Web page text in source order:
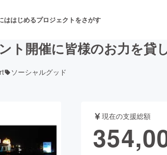
ははじめるプロジェクトをさがす
舞台・パフォーマンス
フード・飲食店
ト開催に皆様のお力を貸
ソーシャルグッド
現在の支援総額